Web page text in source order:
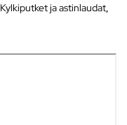
Kylkiputket ja astinlaudat,